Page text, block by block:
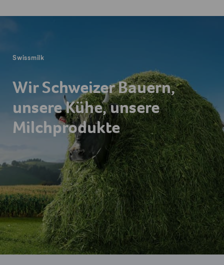
Swissmilk
Wir Schweizer Bauern,
unsere Kühe, unsere
Milchprodukte